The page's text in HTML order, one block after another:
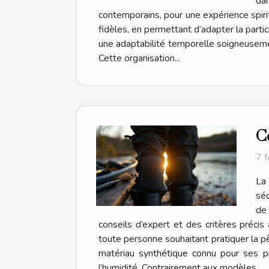
contemporains, pour une expérience
fidèles, en permettant d’adapter la
une adaptabilité temporelle
Cette organisation...
7
conseils d’expert et des critères
toute personne souhaitant pratiquer la
matériau synthétique connu pour ses